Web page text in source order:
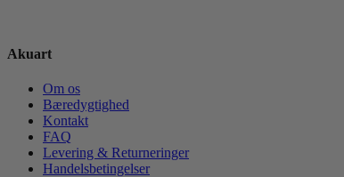
Akuart
Om os
Bæredygtighed
Kontakt
FAQ
Levering & Returneringer
Handelsbetingelser